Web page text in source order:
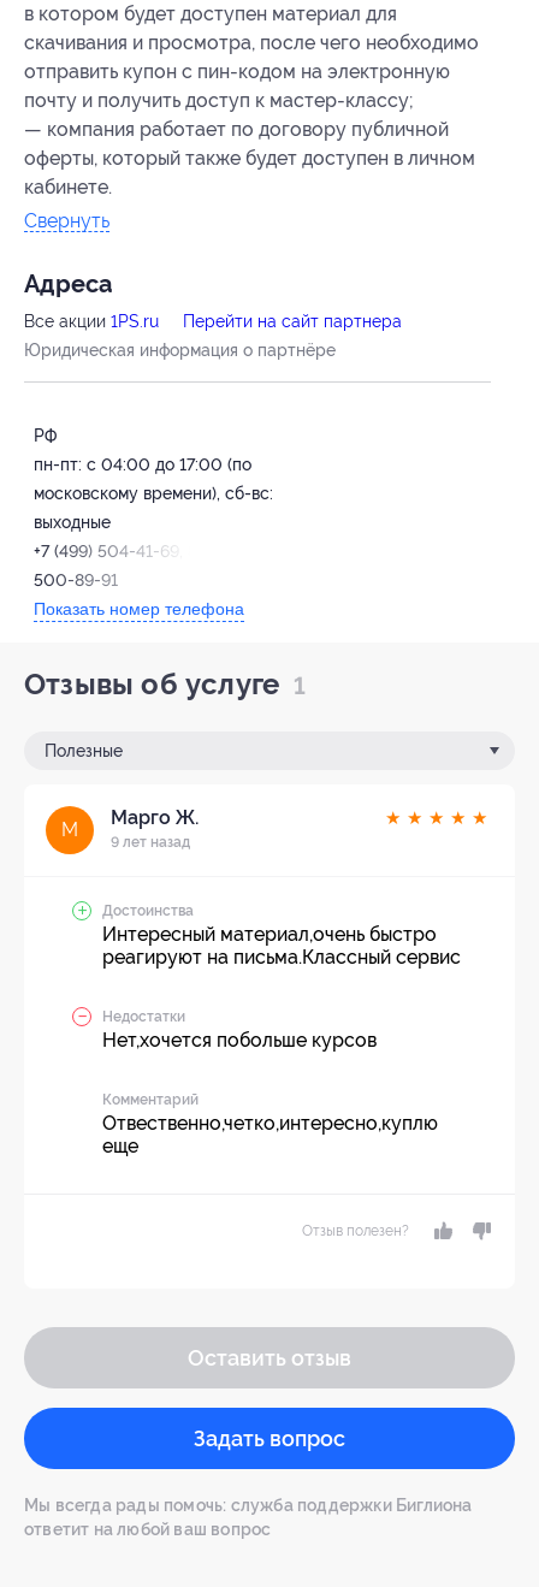
в котором будет доступен материал для
скачивания и просмотра, после чего необходимо
отправить купон с пин-кодом на электронную
почту и получить доступ к мастер-классу;
— компания работает по договору публичной
оферты, который также будет доступен в личном
кабинете.
Свернуть
Адресa
Все акции 1PS.ru
Перейти на сайт партнера
Юридическая информация о партнёре
РФ
пн-пт: с 04:00 до 17:00 (по
московскому времени), сб-вс:
выходные
+7 (499) 504-41-69, 8 (800)
500-89-91
Показать номер телефона
Отзывы об услуге 1
Полезные
М
Марго Ж.
9 лет назад
★ ★ ★ ★ ★
Достоинства
Интересный материал,очень быстро
реагируют на письма.Классный сервис
Недостатки
Нет,хочется побольше курсов
Комментарий
Отвественно,четко,интересно,куплю
еще
Отзыв полезен?
Оставить отзыв
Задать вопрос
Мы всегда рады помочь: служба поддержки Биглиона
ответит на любой ваш вопрос